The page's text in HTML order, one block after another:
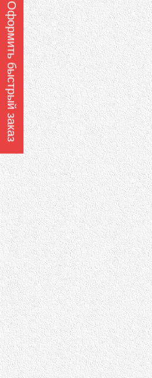
Оформить быстрый заказ